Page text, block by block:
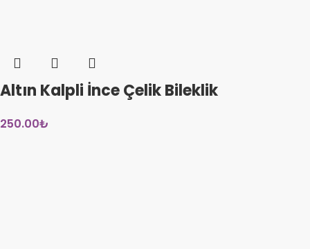
Altın Kalpli İnce Çelik Bileklik
250.00₺